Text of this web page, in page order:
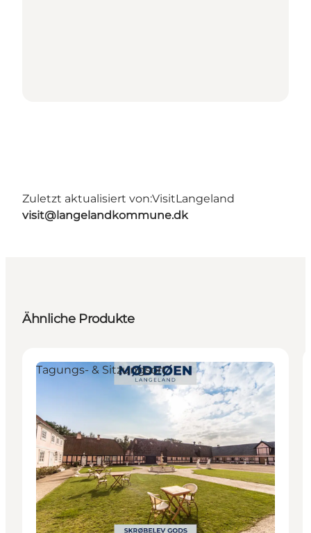
Zuletzt aktualisiert von:VisitLangeland
visit@langelandkommune.dk
Ähnliche Produkte
Tagungs- & Sitzungsort